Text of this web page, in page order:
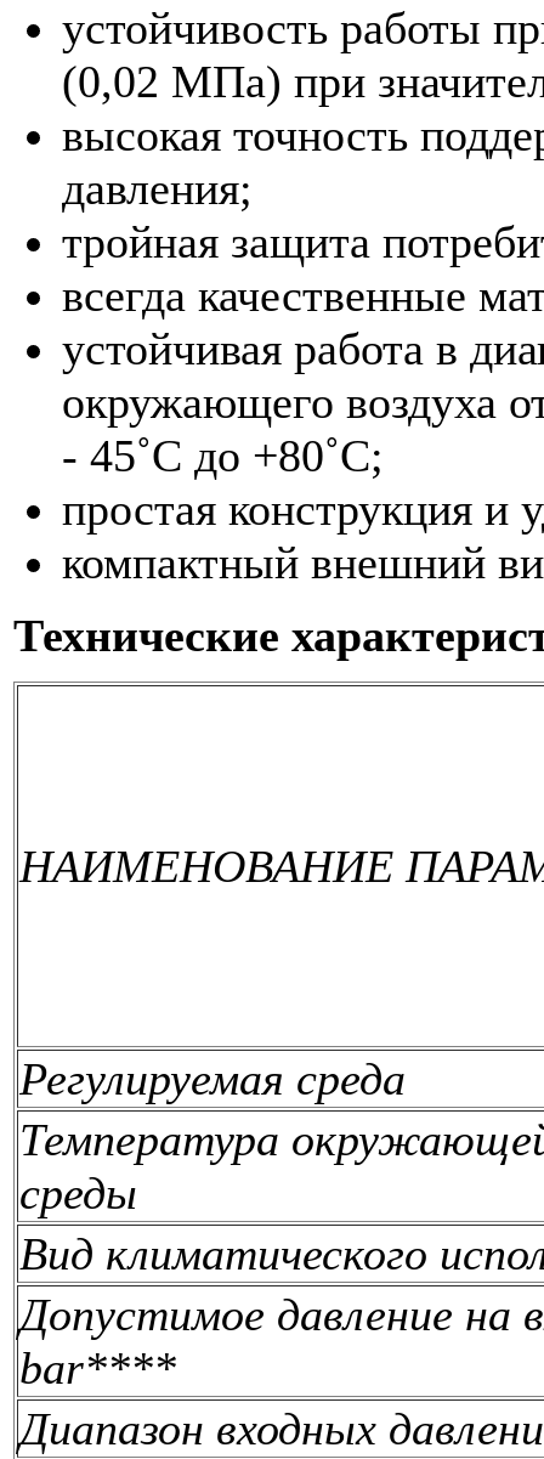
устойчивость работы
(0,02 МПа) при
высокая точность
давления;
тройная защита
всегда качественные
устойчивая работа в
окружающего воздуха
- 45˚С до +80˚С;
простая конструкция и
компактный внешний
Технические
НАИМЕНОВАНИЕ
Регулируемая среда
Температура
среды
Вид климатического
Допустимое давление на
bar****
Диапазон входных